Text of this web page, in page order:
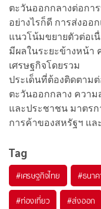
ตะวันออกกลางต่อกา
อย่างไรก็ดี การส่งออ
แนวโน้มขยายตัวต่อเ
มีผลในระยะข้างหน้า
เศรษฐกิจโดยรวม
ประเด็นที่ต้องติดตาม
ตะวันออกกลาง ควา
และประชาชน มาตรก
การค้าของสหรัฐฯ แ
Tag
#เศรษฐกิจไทย #ธนาค
#ท่องเที่ยว #ส่งออก